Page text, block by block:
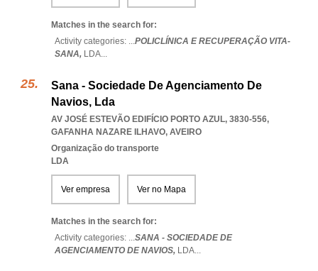
Matches in the search for:
Activity categories: ...POLICLÍNICA E RECUPERAÇÃO VITA-
SANA, LDA...
Sana - Sociedade De Agenciamento De
Navios, Lda
AV JOSÉ ESTEVÃO EDIFÍCIO PORTO AZUL, 3830-556,
GAFANHA NAZARE ILHAVO, AVEIRO
Organização do transporte
LDA
Ver empresa Ver no Mapa
Matches in the search for:
Activity categories: ...SANA - SOCIEDADE DE
AGENCIAMENTO DE NAVIOS, LDA...